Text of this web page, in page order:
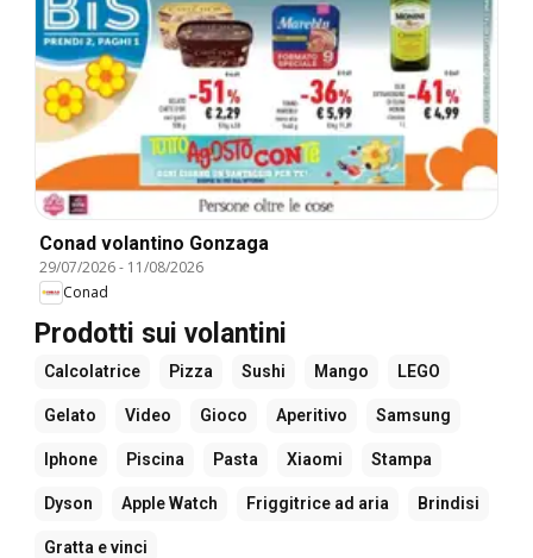
Conad volantino Gonzaga
29/07/2026- 11/08/2026
Conad
Prodotti sui volantini
Calcolatrice Pizza Sushi Mango LEGO
Gelato Video Gioco Aperitivo Samsung
Iphone Piscina Pasta Xiaomi Stampa
Dyson Apple Watch Friggitrice ad aria Brindisi
Gratta e vinci